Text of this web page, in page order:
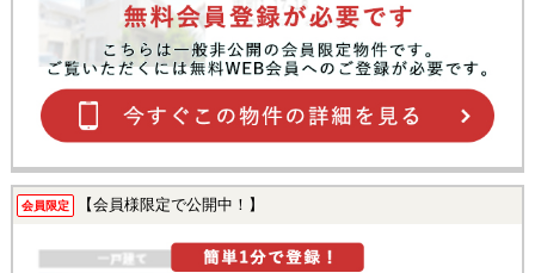
会員限定 【会員様限定で公開中！】